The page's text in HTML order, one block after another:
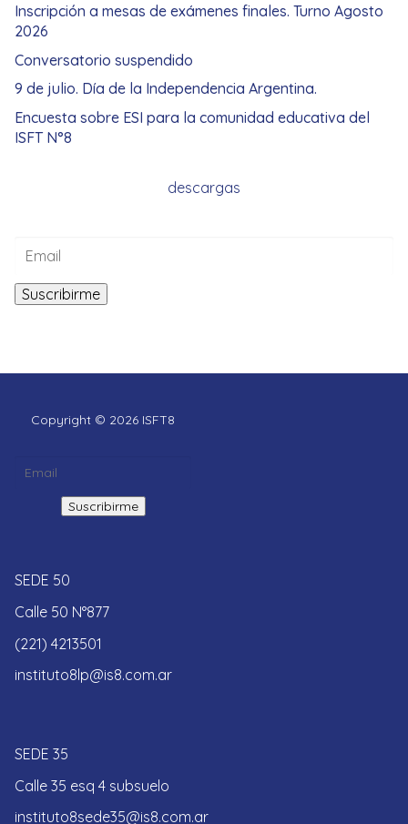
Inscripción a mesas de exámenes finales. Turno Agosto
2026
Conversatorio suspendido
9 de julio. Día de la Independencia Argentina.
Encuesta sobre ESI para la comunidad educativa del
ISFT N°8
descargas
Copyright © 2026 ISFT8
SEDE 50
Calle 50 N°877
(221) 4213501
instituto8lp@is8.com.ar
SEDE 35
Calle 35 esq 4 subsuelo
instituto8sede35@is8.com.ar